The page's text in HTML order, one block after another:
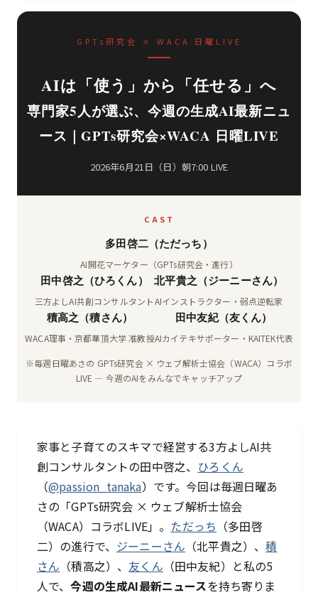
GPTs研究会 × WACA 日曜LIVE
AIは「使う」から「任せる」へ
専門家5人が選ぶ、今週の生成AI最新ニュ
ース｜GPTs研究会×WACA 日曜LIVE
2026年6月21日（日）朝7:00 LIVE
CAST
多田啓二（ただっち）
AI開花マーケター（GPTs研究会・進行）
田中啓之（ひろくん）
三方よしAI共創コンサルタント
北平貴之（ジーニーさん）
AIインストラクター・弱点逆転家
積高之（積さん）
WACA理事・京都華頂大学 准教授
田中友紀（友くん）
AIカイテキサポーター・KAITEK代表
※毎週日曜あさの GPTs研究会 × ウェブ解析士協会（WACA）コラボ
LIVE — 今週のAIをみんなでキャッチアップ
家事と子育てのスキマで経営する3方よしAI共
創コンサルタントの田中啓之、 ひろくん
（@passion_tanaka）です。今回は毎週日曜あ
さの「GPTs研究会 × ウェブ解析士協会
（WACA）コラボLIVE」。 ただっち （多田啓
二）の進行で、 ジーニーさん （北平貴之）、積
さん （積高之）、 友くん （田中友紀）と私の5
人で、今週の生成AI最新ニュースを持ち寄りま